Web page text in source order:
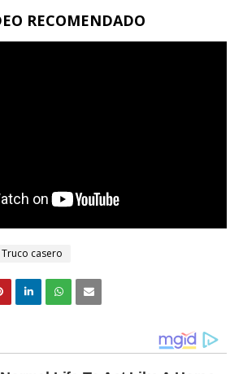
RECOMENDADO
Truco casero